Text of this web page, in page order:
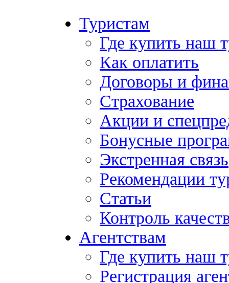
Туристам
Где купить наш
Как оплатить
Договоры и
Страхование
Акции и
Бонусные
Экстренная связь
Рекомендации
Статьи
Контроль
Агентствам
Где купить наш
Регистрация